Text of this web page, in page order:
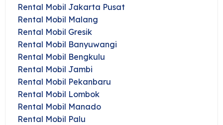
Rental Mobil Jakarta Pusat
Rental Mobil Malang
Rental Mobil Gresik
Rental Mobil Banyuwangi
Rental Mobil Bengkulu
Rental Mobil Jambi
Rental Mobil Pekanbaru
Rental Mobil Lombok
Rental Mobil Manado
Rental Mobil Palu